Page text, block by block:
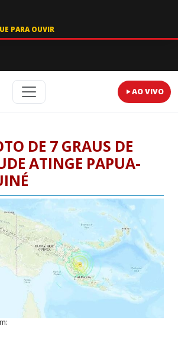
PARA OUVIR
AO VIVO
DE 7 GRAUS DE
ATINGE PAPUA-